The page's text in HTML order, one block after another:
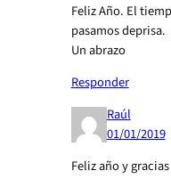
Feliz Año. El
pasamos deprisa.
Un abrazo
Responder
Raúl
01/01/2019
Feliz año y